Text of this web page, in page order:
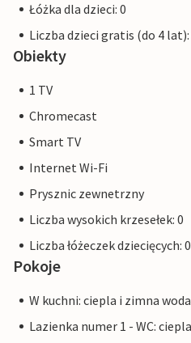
Łóżka dla dzieci: 0
Liczba dzieci gratis (do 4 lat):
Obiekty
1 TV
Chromecast
Smart TV
Internet Wi-Fi
Prysznic zewnetrzny
Liczba wysokich krzesełek: 0
Liczba łóżeczek dziecięcych: 0
Pokoje
W kuchni: ciepla i zimna woda
Lazienka numer 1 - WC: